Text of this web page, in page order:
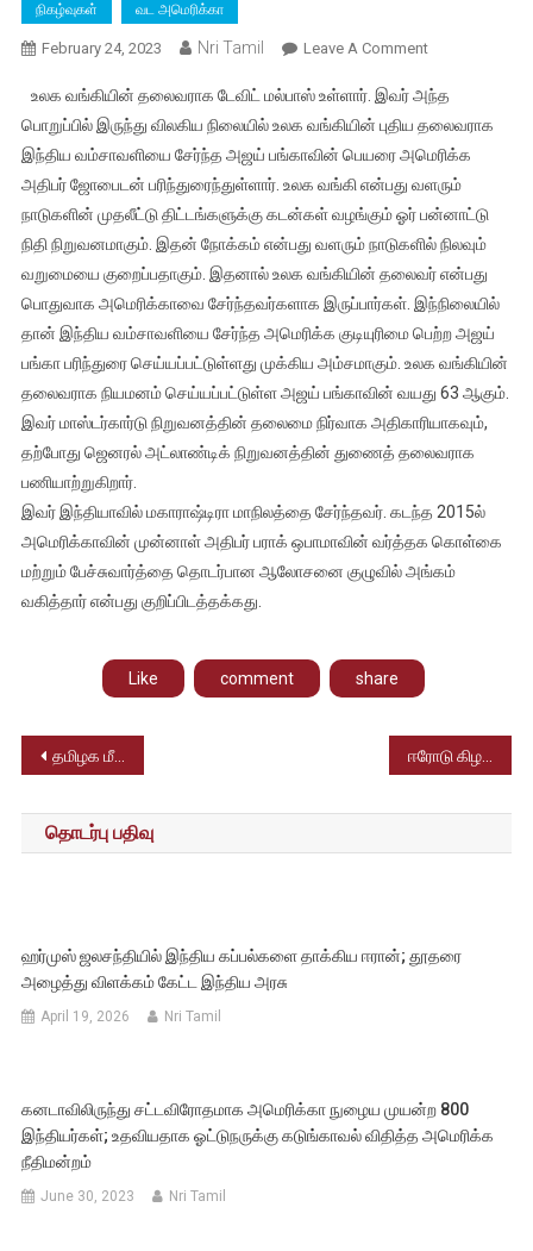
நிகழ்வுகள்
வட அமெரிக்கா
February 24, 2023 Nri Tamil Leave A CommentOn
வங்கியின்
தலைவர்
பதவிக்கு
இந்திய
வம்சாவளியை
சேர்ந்த
அஜய்
பங்கா
பெயர்
பரிந்துரை
உலக வங்கியின் தலைவராக டேவிட் மல்பாஸ் உள்ளார். இவர் அந்த
பொறுப்பில் இருந்து விலகிய நிலையில் உலக வங்கியின் புதிய தலைவராக
இந்திய வம்சாவளியை சேர்ந்த அஜய் பங்காவின் பெயரை அமெரிக்க
அதிபர் ஜோபைடன் பரிந்துரைந்துள்ளார். உலக வங்கி என்பது வளரும்
நாடுகளின் முதலீட்டு திட்டங்களுக்கு கடன்கள் வழங்கும் ஓர் பன்னாட்டு
நிதி நிறுவனமாகும். இதன் நோக்கம் என்பது வளரும் நாடுகளில் நிலவும்
வறுமையை குறைப்பதாகும். இதனால் உலக வங்கியின் தலைவர் என்பது
பொதுவாக அமெரிக்காவை சேர்ந்தவர்களாக இருப்பார்கள். இந்நிலையில்
தான் இந்திய வம்சாவளியை சேர்ந்த அமெரிக்க குடியுரிமை பெற்ற அஜய்
பங்கா பரிந்துரை செய்யப்பட்டுள்ளது முக்கிய அம்சமாகும். உலக வங்கியின்
தலைவராக நியமனம் செய்யப்பட்டுள்ள அஜய் பங்காவின் வயது 63 ஆகும்.
இவர் மாஸ்டர்கார்டு நிறுவனத்தின் தலைமை நிர்வாக அதிகாரியாகவும்,
தற்போது ஜெனரல் அட்லாண்டிக் நிறுவனத்தின் துணைத் தலைவராக
பணியாற்றுகிறார்.
இவர் இந்தியாவில் மகாராஷ்டிரா மாநிலத்தை சேர்ந்தவர். கடந்த 2015ல்
அமெரிக்காவின் முன்னாள் அதிபர் பராக் ஒபாமாவின் வர்த்தக கொள்கை
மற்றும் பேச்சுவார்த்தை தொடர்பான ஆலோசனை குழுவில் அங்கம்
வகித்தார் என்பது குறிப்பிடத்தக்கது.
Like comment share
Post
navigation
தமிழக மீனவர்கள் மீது இலங்கை கடற்படை தாக்குதல் – 6 மீனவர்கள் காயம் ஈரோடு கிழக்கு இடைத்தேர்தலை ரத்து செய்யக்கோரி தொடரப்பட்டு வழக்குகள் தள்ளுபடி – சென்னை உயர்நீதிமன்றம் அதிரடி
தொடர்பு பதிவு
ஹர்முஸ் ஜலசந்தியில் இந்திய கப்பல்களை தாக்கிய ஈரான்; தூதரை
அழைத்து விளக்கம் கேட்ட இந்திய அரசு
April 19, 2026 Nri Tamil
கனடாவிலிருந்து சட்டவிரோதமாக அமெரிக்கா நுழைய முயன்ற 800
இந்தியர்கள்; உதவியதாக ஓட்டுநருக்கு கடுங்காவல் விதித்த அமெரிக்க
நீதிமன்றம்
June 30, 2023 Nri Tamil